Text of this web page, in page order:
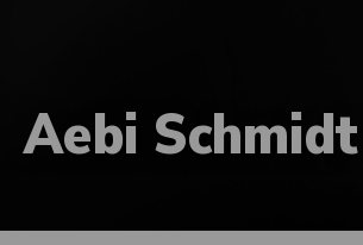
Aebi Schmidt